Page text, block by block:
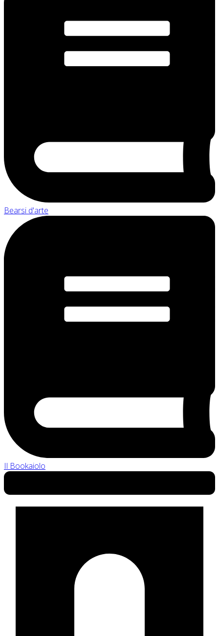
Bearsi d'arte
Il Bookaiolo